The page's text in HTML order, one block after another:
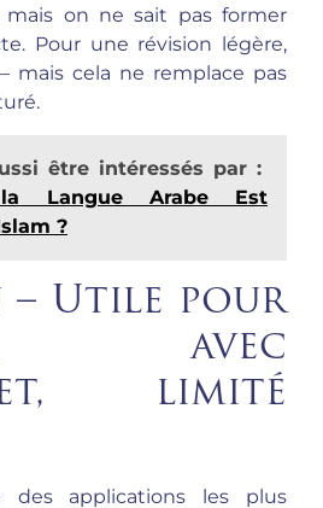
mais on ne sait pas former
Pour une révision légère,
mais cela ne remplace pas
être intéressés par :
Langue Arabe Est
?
– Utile pour
avec
limité
des applications les plus